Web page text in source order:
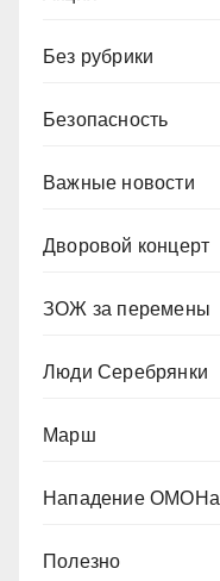
Без рубрики
Безопасность
Важные новости
Дворовой концерт
ЗОЖ за перемены
Люди Серебрянки
Марш
Нападение ОМОНа
Полезно